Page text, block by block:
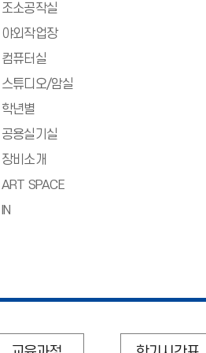
조소공작실
야외작업장
컴퓨터실
스튜디오/암실
학년별
공용실기실
장비소개
ART SPACE
IN